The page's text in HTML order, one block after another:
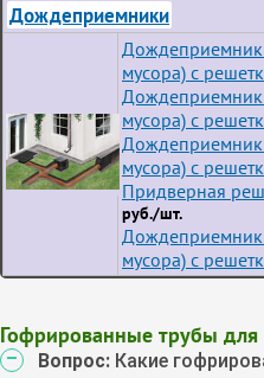
Дождеприемники
Дождеприемник
мусора) с
Дождеприемник
мусора) с
Дождеприемник
мусора) с
Придверная
руб./шт.
Дождеприемник
мусора) с
Гофрированные трубы
Вопрос: Какие